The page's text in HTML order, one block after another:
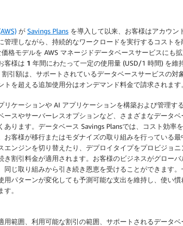
が Savings Plans を導入して以来、お客様はアカウン
管理しながら、持続的なワークロードを実行するコスト
格モデルを AWS マネージドデータベースサービスにも
客様は 1 年間にわたって一定の使用量 (USD/1 時間) を維
引額は、サポートされているデータベースサービスの対
トを超える追加使用分はオンデマンド料金で請求されます
リケーションや AI アプリケーションを構築および管理す
ースやサーバーレスオプションなど、さまざまなデータ
あります。データベース Savings Plansでは、コスト効率
お客様が移行またはモダナイズの取り組みを行っている
エンジンを切り替えたり、デプロイタイプをプロビジョ
き割引料金が適用されます。お客様のビジネスがグロー
同じ取り組みから引き続き恩恵を受けることができます
用パターンが変化しても予測可能な支出を維持し、使い
。
用範囲、利用可能な割引の範囲、サポートされるデータ